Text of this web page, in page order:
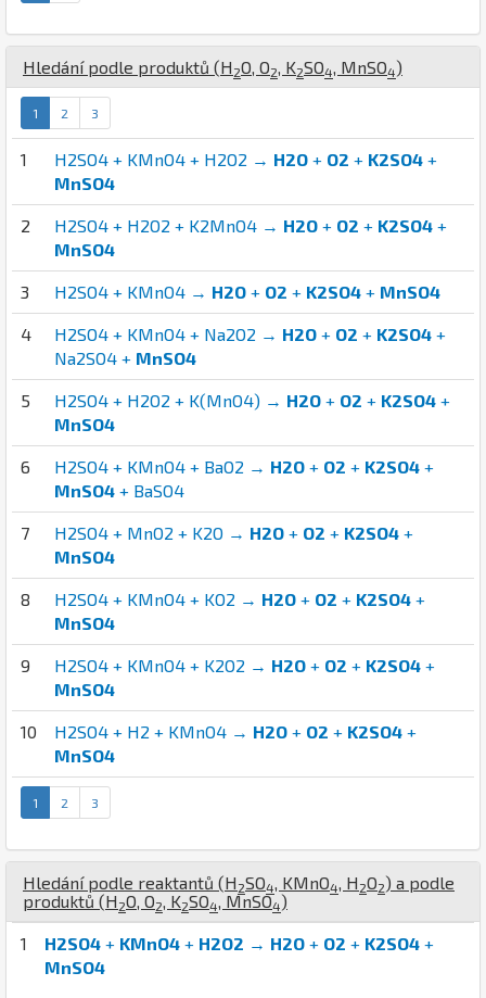
Hledání podle produktů (H 2O, O2, K2SO4, MnSO4)
1 2 3
1 H2SO4 + KMnO4 + H2O2 → H2O + O2 + K2SO4 +
MnSO4
2 H2SO4 + H2O2 + K2MnO4 → H2O + O2 + K2SO4 +
MnSO4
3 H2SO4 + KMnO4 → H2O + O2 + K2SO4 + MnSO4
4 H2SO4 + KMnO4 + Na2O2 → H2O + O2 + K2SO4 +
Na2SO4 + MnSO4
5 H2SO4 + H2O2 + K(MnO4) → H2O + O2 + K2SO4 +
MnSO4
6 H2SO4 + KMnO4 + BaO2 → H2O + O2 + K2SO4 +
MnSO4 + BaSO4
7 H2SO4 + MnO2 + K2O → H2O + O2 + K2SO4 +
MnSO4
8 H2SO4 + KMnO4 + KO2 → H2O + O2 + K2SO4 +
MnSO4
9 H2SO4 + KMnO4 + K2O2 → H2O + O2 + K2SO4 +
MnSO4
10 H2SO4 + H2 + KMnO4 → H2O + O2 + K2SO4 +
MnSO4
1 2 3
Hledání podle reaktantů (H 2SO4, KMnO4, H 2O2) a podle
produktů (H 2O, O2, K2SO4, MnSO4)
1 H2SO4 + KMnO4 + H2O2 → H2O + O2 + K2SO4 +
MnSO4